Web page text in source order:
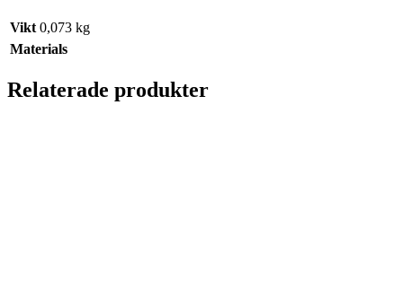
Vikt 0,073 kg
Materials
Relaterade produkter